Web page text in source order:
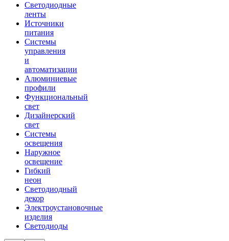
Светодиодные
ленты
Источники
питания
Системы
управления
и
автоматизации
Алюминиевые
профили
Функциональный
свет
Дизайнерский
свет
Системы
освещения
Наружное
освещение
Гибкий
неон
Светодиодный
декор
Электроустановочные
изделия
Светодиоды